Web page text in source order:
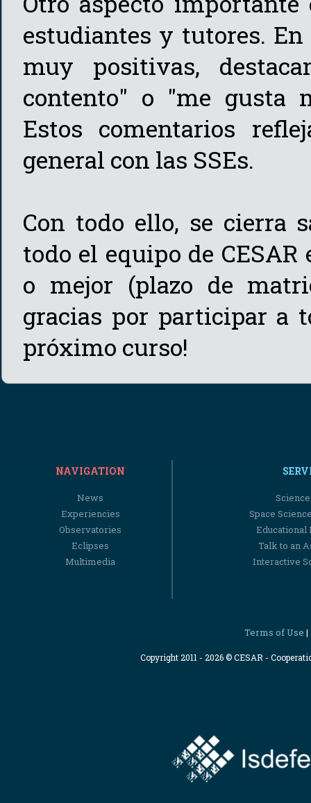
estudiantes y tutores.
muy positivas,
contento" o "me gusta
Estos comentarios
general con las SSEs.
Con todo ello, se cierra
todo el equipo de
o mejor (plazo de
gracias por participar a
próximo curso!
NAVIGATION
News
Experiencies
Observatories
Eclipses
Multimedia
Space
Educational
Talk to an
Interactive
Terms of Use |
Copyright 2011 - 2026 © CESAR -